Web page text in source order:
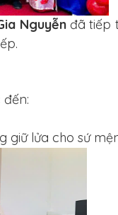
Nguyễnđã tiếp
giữ lửa cho sứ